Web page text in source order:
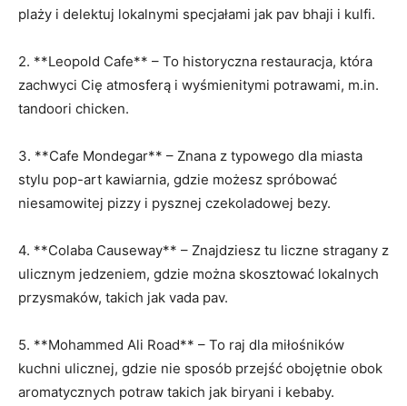
plaży i delektuj ‌lokalnymi specjałami jak pav bhaji i kulfi.
2.⁢ **Leopold Cafe** – To⁢ historyczna⁢ restauracja, która
zachwyci Cię ⁤atmosferą i wyśmienitymi potrawami, m.in.
tandoori chicken.
3. **Cafe Mondegar** – Znana ​z typowego dla miasta
stylu pop-art kawiarnia, gdzie możesz spróbować
niesamowitej pizzy i pysznej czekoladowej bezy.
4. **Colaba Causeway** – Znajdziesz tu liczne stragany z
ulicznym jedzeniem, gdzie można skosztować‌ lokalnych
przysmaków, takich jak vada pav.
5. ⁣**Mohammed Ali Road** – To raj ⁤dla miłośników
‍kuchni ulicznej, ​gdzie ⁤nie sposób przejść obojętnie⁣ obok
⁤aromatycznych potraw takich jak biryani i kebaby.